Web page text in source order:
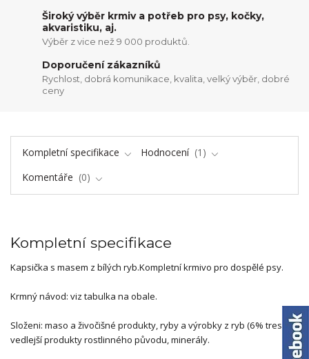
Široký výběr krmiv a potřeb pro psy, kočky,
akvaristiku, aj.
Výběr z vice než 9 000 produktů.
Doporučení zákazníků
Rychlost, dobrá komunikace, kvalita, velký výběr, dobré
ceny
Kompletní specifikace Hodnocení
1
Komentáře
0
Kompletní specifikace
Kapsička s masem z bílých ryb.Kompletní krmivo pro dospělé psy.
Krmný návod: viz tabulka na obale.
Složeni: maso a živočišné produkty, ryby a výrobky z ryb (6% treska),
vedlejší produkty rostlinného původu, minerály.